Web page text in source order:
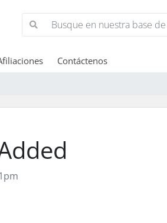
Contáctenos